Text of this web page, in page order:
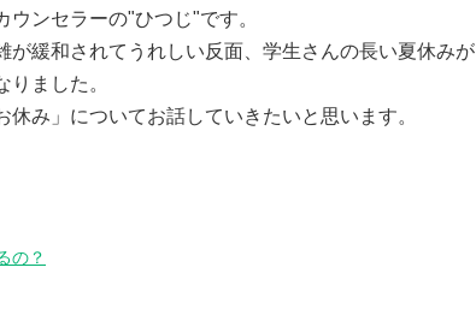
ンセラーの"ひつじ"です。
が緩和されてうれしい反面、学生さんの長い夏休みが
りました。
休み」についてお話していきたいと思います。
の？